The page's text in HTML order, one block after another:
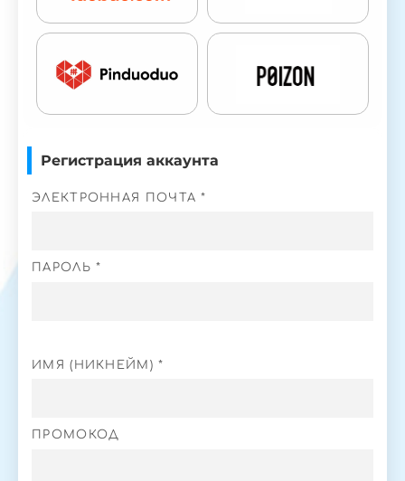
Регистрация аккаунта
ЭЛЕКТРОННАЯ ПОЧТА *
ПАРОЛЬ *
ИМЯ (НИКНЕЙМ) *
ПРОМОКОД